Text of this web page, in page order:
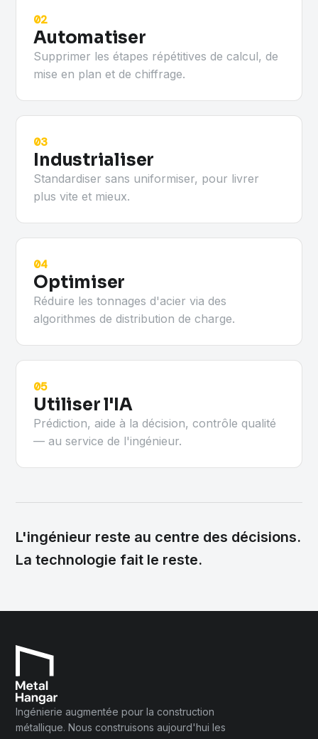
02
Automatiser
Supprimer les étapes répétitives de calcul, de
mise en plan et de chiffrage.
03
Industrialiser
Standardiser sans uniformiser, pour livrer
plus vite et mieux.
04
Optimiser
Réduire les tonnages d'acier via des
algorithmes de distribution de charge.
05
Utiliser l'IA
Prédiction, aide à la décision, contrôle qualité
— au service de l'ingénieur.
L'ingénieur reste au centre des décisions.
La technologie fait le reste.
Ingénierie augmentée pour la construction
métallique. Nous construisons aujourd'hui les